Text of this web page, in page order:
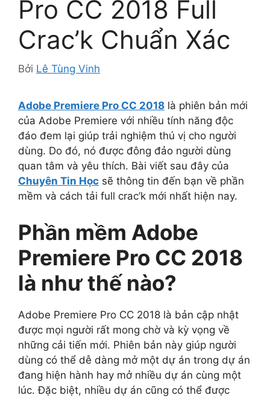
Pro CC 2018 Full
Crac’k Chuẩn Xác
Bởi Lê Tùng Vinh
Adobe Premiere Pro CC 2018 là phiên bản mới
của Adobe Premiere với nhiều tính năng độc
đáo đem lại giúp trải nghiệm thú vị cho người
dùng. Do đó, nó được đông đảo người dùng
quan tâm và yêu thích. Bài viết sau đây của
Chuyên Tin Học sẽ thông tin đến bạn về phần
mềm và cách tải full crac’k mới nhất hiện nay.
Phần mềm Adobe
Premiere Pro CC 2018
là như thế nào?
Adobe Premiere Pro CC 2018 là bản cập nhật
được mọi người rất mong chờ và kỳ vọng về
những cải tiến mới. Phiên bản này giúp người
dùng có thể dễ dàng mở một dự án trong dự án
đang hiện hành hay mở nhiều dự án cùng một
lúc. Đặc biệt, nhiều dự án cũng có thể được